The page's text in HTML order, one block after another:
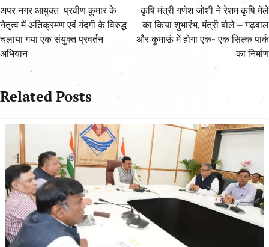
navigation
अपर नगर आयुक्त प्रवीण कुमार के
नेतृत्व में अतिक्रमण एवं गंदगी के विरुद्ध
चलाया गया एक संयुक्त प्रवर्तन
अभियान
कृषि मंत्री गणेश जोशी ने रेशम कृषि मेले
का किया शुभारंभ, मंत्री बोले – गढ़वाल
और कुमाऊं में होगा एक- एक सिल्क पार्क
का निर्माण
Related Posts